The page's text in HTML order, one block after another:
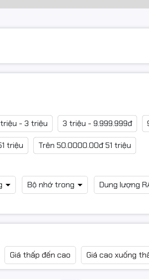
- 3 triệu 3 triệu - 9.999.999đ
triệu
Trên 50.0000.00đ 51 triệu
Bộ nhớ trong Dung lượng
Giá thấp đến cao Giá cao xuống